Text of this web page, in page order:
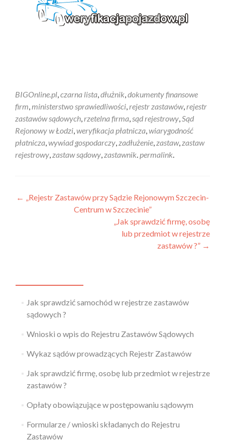
BIGOnline.pl,czarna lista,dłużnik,dokumenty finansowe
firm,ministerstwo sprawiedliwości,rejestr zastawów,rejestr
zastawów sądowych,rzetelna firma,sąd rejestrowy,Sąd
Rejonowy w Łodzi,weryfikacja płatnicza,wiarygodność
płatnicza,wywiad gospodarczy,zadłużenie,zastaw,zastaw
rejestrowy,zastaw sądowy,zastawnik.permalink.
← „Rejestr Zastawów przy Sądzie Rejonowym Szczecin-
Centrum w Szczecinie”
„Jak sprawdzić firmę, osobę
lub przedmiot w rejestrze
zastawów ?” →
Jak sprawdzić samochód w rejestrze zastawów
sądowych ?
Wnioski o wpis do Rejestru Zastawów Sądowych
Wykaz sądów prowadzących Rejestr Zastawów
Jak sprawdzić firmę, osobę lub przedmiot w rejestrze
zastawów ?
Opłaty obowiązujące w postępowaniu sądowym
Formularze / wnioski składanych do Rejestru
Zastawów